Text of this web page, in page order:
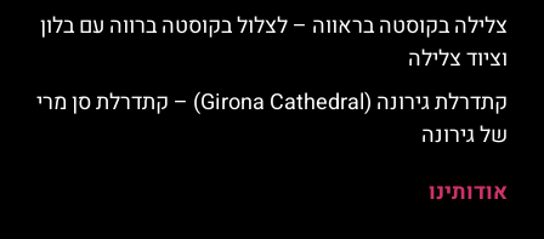
צלילה בקוסטה בראווה – לצלול בקוסטה ברווה עם בלון
וציוד צלילה
קתדרלת גירונה (Girona Cathedral) – קתדרלת סן מרי
של גירונה
אודותינו